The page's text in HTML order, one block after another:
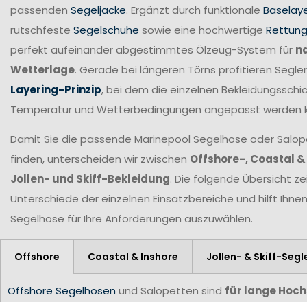
passenden Segeljacke. Ergänzt durch funktionale
rutschfeste Segelschuhe sowie eine hochwertige
perfekt aufeinander abgestimmtes Ölzeug-System für
Wetterlage. Gerade bei längeren Törns profitieren
Layering-Prinzip, bei dem die einzelnen
Temperatur und Wetterbedingungen angepasst werden
Damit Sie die passende Marinepool Segelhose oder
finden, unterscheiden wir zwischen Offshore-, Coastal
Jollen- und Skiff-Bekleidung. Die folgende Übersicht
Unterschiede der einzelnen Einsatzbereiche und hilft
Segelhose für Ihre Anforderungen auszuwählen.
Offshore Coastal & Inshore Jollen- & Skiff-
Offshore Segelhosen und Salopetten sind für lange